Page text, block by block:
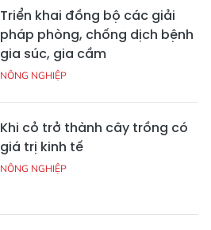
Triển khai đồng bộ các giải
pháp phòng, chống dịch bệnh
gia súc, gia cầm
NÔNG NGHIỆP
Khi cỏ trở thành cây trồng có
giá trị kinh tế
NÔNG NGHIỆP